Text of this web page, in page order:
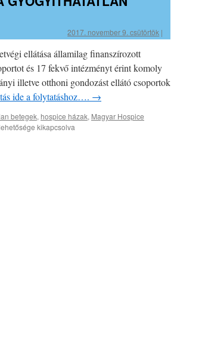
2017. november 9. csütörtök |
ellátása államilag finanszírozott
és 17 fekvő intézményt érint komoly
illetve otthoni gondozást ellátó csoportok
ide a folytatáshoz…. →
betegek, hospice házak, Magyar Hospice
kikapcsolva